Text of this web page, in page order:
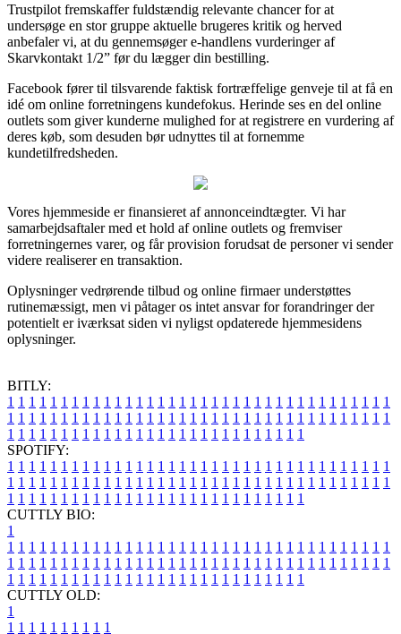
Trustpilot fremskaffer fuldstændig relevante chancer for at
undersøge en stor gruppe aktuelle brugeres kritik og herved
anbefaler vi, at du gennemsøger e-handlens vurderinger af
Skarvkontakt 1/2” før du lægger din bestilling.
Facebook fører til tilsvarende faktisk fortræffelige genveje til at få en
idé om online forretningens kundefokus. Herinde ses en del online
outlets som giver kunderne mulighed for at registrere en vurdering af
deres køb, som desuden bør udnyttes til at fornemme
kundetilfredsheden.
Vores hjemmeside er finansieret af annonceindtægter. Vi har
samarbejdsaftaler med et hold af online outlets og fremviser
forretningernes varer, og får provision forudsat de personer vi sender
videre realiserer en transaktion.
Oplysninger vedrørende tilbud og online firmaer understøttes
rutinemæssigt, men vi påtager os intet ansvar for forandringer der
potentielt er iværksat siden vi nyligst opdaterede hjemmesidens
oplysninger.
BITLY:
1 1 1 1 1 1 1 1 1 1 1 1 1 1 1 1 1 1 1 1 1 1 1 1 1 1 1 1 1 1 1 1 1 1 1 1
1 1 1 1 1 1 1 1 1 1 1 1 1 1 1 1 1 1 1 1 1 1 1 1 1 1 1 1 1 1 1 1 1 1 1 1
1 1 1 1 1 1 1 1 1 1 1 1 1 1 1 1 1 1 1 1 1 1 1 1 1 1 1 1
SPOTIFY:
1 1 1 1 1 1 1 1 1 1 1 1 1 1 1 1 1 1 1 1 1 1 1 1 1 1 1 1 1 1 1 1 1 1 1 1
1 1 1 1 1 1 1 1 1 1 1 1 1 1 1 1 1 1 1 1 1 1 1 1 1 1 1 1 1 1 1 1 1 1 1 1
1 1 1 1 1 1 1 1 1 1 1 1 1 1 1 1 1 1 1 1 1 1 1 1 1 1 1 1
CUTTLY BIO:
1
1 1 1 1 1 1 1 1 1 1 1 1 1 1 1 1 1 1 1 1 1 1 1 1 1 1 1 1 1 1 1 1 1 1 1 1
1 1 1 1 1 1 1 1 1 1 1 1 1 1 1 1 1 1 1 1 1 1 1 1 1 1 1 1 1 1 1 1 1 1 1 1
1 1 1 1 1 1 1 1 1 1 1 1 1 1 1 1 1 1 1 1 1 1 1 1 1 1 1 1
CUTTLY OLD:
1
1 1 1 1 1 1 1 1 1 1